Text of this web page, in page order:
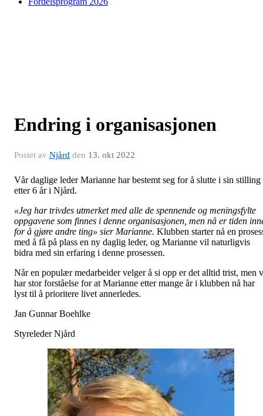
Endring i organisasjonen
Postet av Njård den 13. okt 2022
Vår daglige leder Marianne har bestemt seg for å slutte i sin stilling
etter 6 år i Njård.
«Jeg har trivdes utmerket med alle de spennende og meningsfylte
oppgavene som finnes i denne organisasjonen, men nå er tiden
for å gjøre andre ting» sier Marianne. Klubben starter nå en
med å få på plass en ny daglig leder, og Marianne vil naturligvis
bidra med sin erfaring i denne prosessen.
Når en populær medarbeider velger å si opp er det alltid trist, men
har stor forståelse for at Marianne etter mange år i klubben nå har
lyst til å prioritere livet annerledes.
Jan Gunnar Boehlke
Styreleder Njård